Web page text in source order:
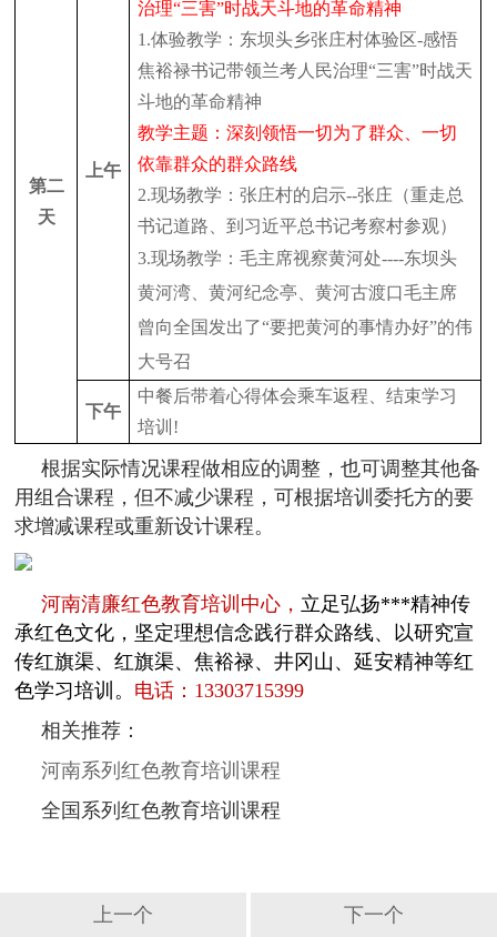
第二
天
上午
治理“三害”时战天斗地的革命精神
1.体验教学：东坝头乡张庄村体验区-感悟
焦裕禄书记带领兰考人民治理“三害”时战天
斗地的革命精神
教学主题：深刻领悟一切为了群众、一切
依靠群众的群众路线
2.现场教学：张庄村的启示--张庄（重走总
书记道路、到习近平总书记考察村参观）
3.现场教学：毛主席视察黄河处----东坝头
黄河湾、黄河纪念亭、黄河古渡口毛主席
曾向全国发出了“要把黄河的事情办好”的伟
大号召
下午
中餐后带着心得体会乘车返程、结束学习
培训 !
根据实际情况课程做相应的调整，也可调整其他备
用组合课程，但不减少课程，可根据培训委托方的要
求增减课程或重新设计课程。
河南清廉红色教育培训中心 ， 立足弘扬***精神传
承红色文化，坚定理想信念践行群众路线、以研究宣
传红旗渠、红旗渠、焦裕禄、井冈山、延安精神等红
色学习培训。 电话： 13303715399
相关推荐：
河南系列红色教育培训课程
全国系列红色教育培训课程
上一个 下一个